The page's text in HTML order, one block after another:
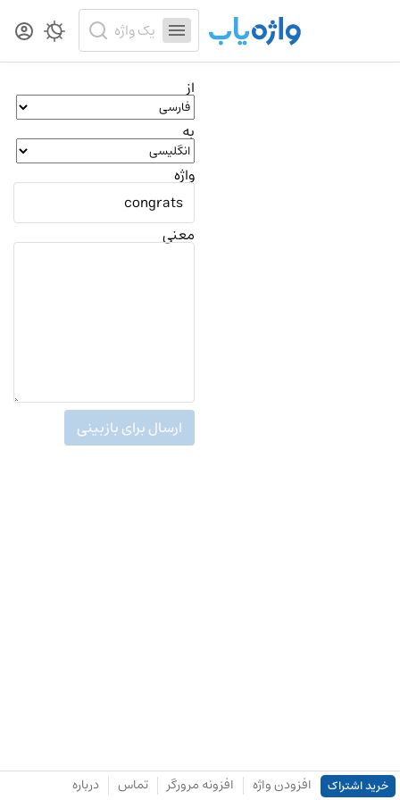
از
به
واژه
معنی
ارسال برای بازبینی
خرید اشتراک افزودن واژه افزونه مرورگر تماس درباره